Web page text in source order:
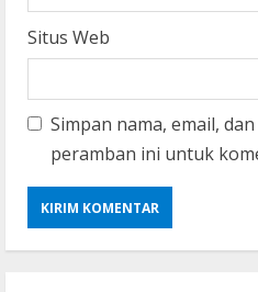
Situs Web
Simpan nama, email,
peramban ini untuk